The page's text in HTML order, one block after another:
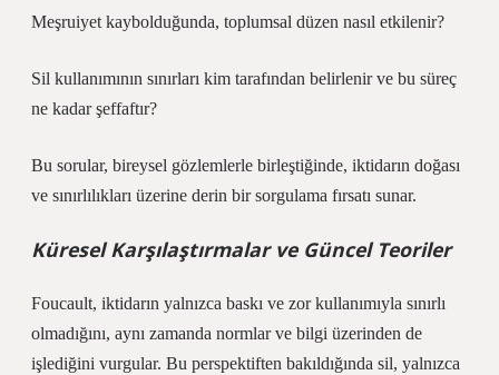
Meşruiyet kaybolduğunda, toplumsal düzen nasıl etkilenir?
Sil kullanımının sınırları kim tarafından belirlenir ve bu süreç
ne kadar şeffaftır?
Bu sorular, bireysel gözlemlerle birleştiğinde, iktidarın doğası
ve sınırlılıkları üzerine derin bir sorgulama fırsatı sunar.
Küresel Karşılaştırmalar ve Güncel Teoriler
Foucault, iktidarın yalnızca baskı ve zor kullanımıyla sınırlı
olmadığını, aynı zamanda normlar ve bilgi üzerinden de
işlediğini vurgular. Bu perspektiften bakıldığında sil, yalnızca